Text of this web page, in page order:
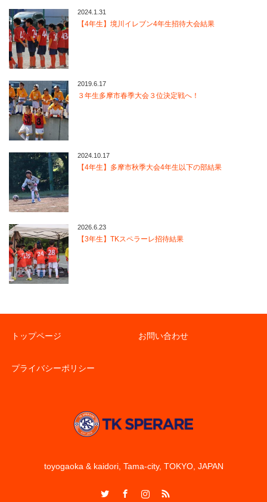
2024.1.31
【4年生】境川イレブン4年生招待大会結果
2019.6.17
３年生多摩市春季大会３位決定戦へ！
2024.10.17
【4年生】多摩市秋季大会4年生以下の部結果
2026.6.23
【3年生】TKスペラーレ招待結果
トップページ お問い合わせ
プライバシーポリシー
toyogaoka & kaidori, Tama-city, TOKYO, JAPAN